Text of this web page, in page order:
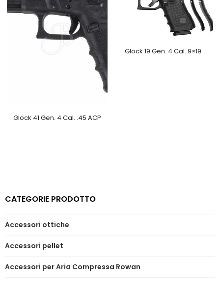
Glock 41 Gen. 4 Cal. .45 ACP
Glock 19 Gen. 4 Cal. 9×19
CATEGORIE PRODOTTO
Accessori ottiche
Accessori pellet
Accessori per Aria Compressa Rowan